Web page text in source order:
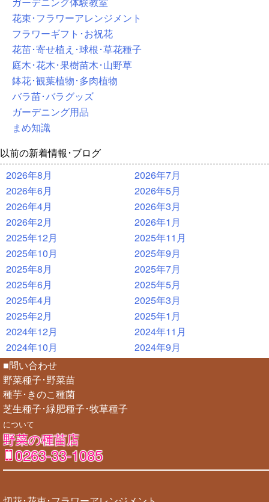
花束･フラワーアレンジメント
フラワーギフト･お祝花
花苗･寄せ植え･球根･草花種子
庭木･花木･果樹苗木･山野草
鉢花･観葉植物･多肉植物
バラ苗･バラグッズ
ガーデニング用品
まめ知識
以前の新着情報･ブログ
2026年8月
2026年7月
2026年6月
2026年5月
2026年4月
2026年3月
2026年2月
2026年1月
2025年12月
2025年11月
2025年10月
2025年9月
2025年8月
2025年7月
2025年6月
2025年5月
2025年4月
2025年3月
2025年2月
2025年1月
2024年12月
2024年11月
2024年10月
2024年9月
■問い合わせ
野菜種子･野菜苗
種芋･きのこ種菌
芝生種子･緑肥種子･牧草種子
について
野菜の種苗店
0263-33-1085